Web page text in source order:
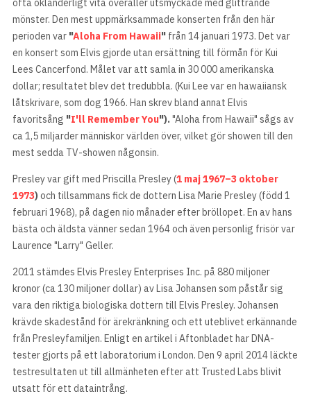
ofta oklanderligt vita overaller utsmyckade med glittrande
mönster. Den mest uppmärksammade konserten från den här
perioden var "Aloha From Hawaii" från 14 januari 1973. Det var
en konsert som Elvis gjorde utan ersättning till förmån för Kui
Lees Cancerfond. Målet var att samla in 30 000 amerikanska
dollar; resultatet blev det tredubbla. (Kui Lee var en hawaiiansk
låtskrivare, som dog 1966. Han skrev bland annat Elvis
favoritsång "I'll Remember You")."Aloha from Hawaii" sågs av
ca 1,5 miljarder människor världen över, vilket gör showen till den
mest sedda TV-showen någonsin.
Presley var gift med Priscilla Presley (1 maj 1967–3 oktober
1973)och tillsammans fick de dottern Lisa Marie Presley (född 1
februari 1968), på dagen nio månader efter bröllopet. En av hans
bästa och äldsta vänner sedan 1964 och även personlig frisör var
Laurence "Larry" Geller.
2011 stämdes Elvis Presley Enterprises Inc. på 880 miljoner
kronor (ca 130 miljoner dollar) av Lisa Johansen som påstår sig
vara den riktiga biologiska dottern till Elvis Presley. Johansen
krävde skadestånd för ärekränkning och ett uteblivet erkännande
från Presleyfamiljen. Enligt en artikel i Aftonbladet har DNA-
tester gjorts på ett laboratorium i London. Den 9 april 2014 läckte
testresultaten ut till allmänheten efter att Trusted Labs blivit
utsatt för ett dataintrång.